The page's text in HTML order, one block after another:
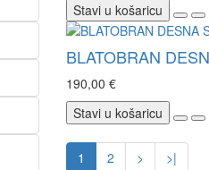
Stavi u košaricu
BLATOBRAN
190,00 €
Stavi u košaricu
1 2 > >|